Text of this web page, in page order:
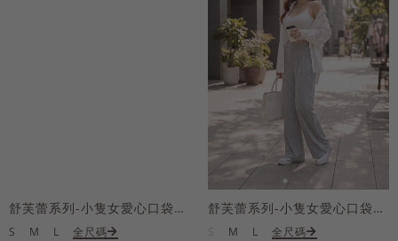
舒芙蕾系列-小隻女愛心口袋寬褲
S M L 全尺碼
舒芙蕾系列-小隻女愛心口袋寬褲
M L 全尺碼